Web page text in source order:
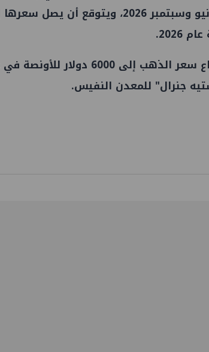
جنرال" للمعدن النفيس.
إيني تعين مديراً جديد لها في مصر